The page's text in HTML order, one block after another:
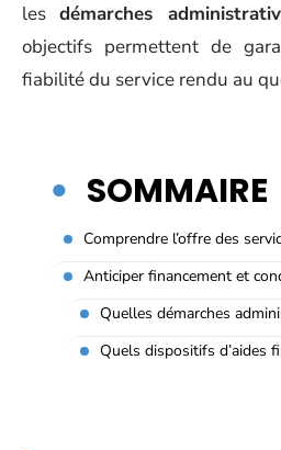
lesdémarches
objectifs permettent de
fiabilité du service rendu au
SOMMAIRE
Comprendre l’offre des
Anticiper financement et
Quelles démarches
Quels dispositifs d’aides